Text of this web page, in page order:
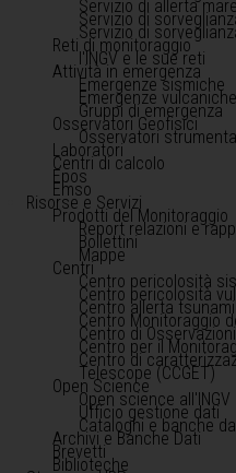
Servizio di allerta
Servizio di
Servizio di
Reti di monitoraggio
l'INGV e le sue reti
Attività in emergenza
Emergenze sismiche
Emergenze vulcaniche
Gruppi di emergenza
Osservatori Geofisici
Osservatori
Laboratori
Centri di calcolo
Epos
Emso
Risorse e Servizi
Prodotti del Monitoraggio
Report relazioni e
Bollettini
Mappe
Centri
Centro pericolosità
Centro pericolosità
Centro allerta
Centro Monitoraggio
Centro di
Centro per il
Centro di
Telescope (CCGET)
Open Science
Open science all'INGV
Ufficio gestione dati
Cataloghi e banche
Archivi e Banche Dati
Brevetti
Biblioteche